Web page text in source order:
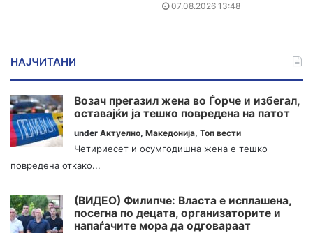
07.08.2026 13:48
НАЈЧИТАНИ
Возач прегазил жена во Ѓорче и избегал,
оставајќи ја тешко повредена на патот
under Актуелно, Македонија, Топ вести
Четириесет и осумгодишна жена е тешко
повредена откако...
(ВИДЕО) Филипче: Власта е исплашена,
посегна по децата, организаторите и
напаѓачите мора да одговараат